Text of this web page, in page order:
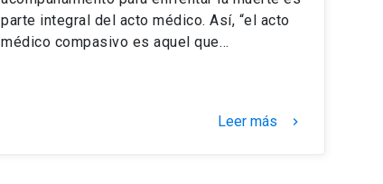
parte integral del acto médico. Así, “el acto
médico compasivo es aquel que…
Leer más keyboard_arrow_right